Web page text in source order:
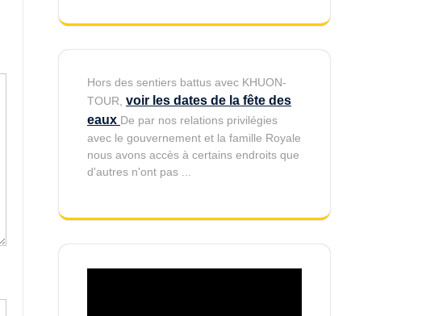
Hors des sentiers battus avec KHUON-
TOUR, voir les dates de la fête des
eaux De par nos relations privilégies
avec le gouvernement et la famille Royale
nous avons accès à certains endroits que
d'autres n'ont pas ...